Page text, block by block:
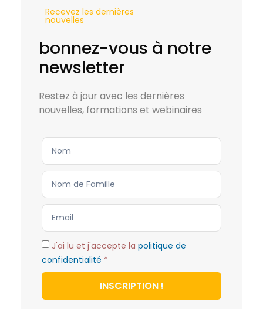
Recevez les dernières
nouvelles
bonnez-vous à notre
newsletter
Restez à jour avec les dernières
nouvelles, formations et webinaires
J'ai lu et j'accepte la politique de
confidentialité *
INSCRIPTION !